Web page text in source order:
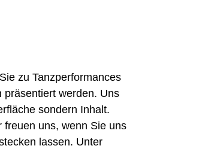
zu Tanzperformances
präsentiert werden. Uns
sondern Inhalt.
uns, wenn Sie uns
lassen. Unter